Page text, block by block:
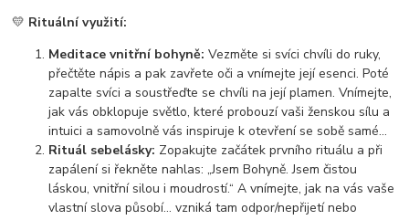
💛 Rituální využití:
Meditace vnitřní bohyně: Vezměte si svíci chvíli do ruky,
přečtěte nápis a pak zavřete oči a vnímejte její esenci. Poté
zapalte svíci a soustřeďte se chvíli na její plamen. Vnímejte,
jak vás obklopuje světlo, které probouzí vaši ženskou sílu a
intuici a samovolně vás inspiruje k otevření se sobě samé...
Rituál sebelásky: Zopakujte začátek prvního rituálu a při
zapálení si řekněte nahlas: „Jsem Bohyně. Jsem čistou
láskou, vnitřní silou i moudrostí.“ A vnímejte, jak na vás vaše
vlastní slova působí... vzniká tam odpor/nepřijetí nebo